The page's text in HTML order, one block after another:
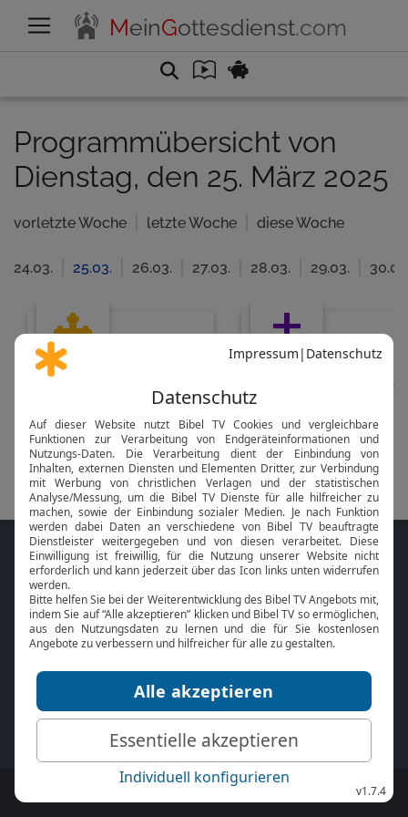
MeinGottesdienst.com
Programmübersicht von
Dienstag, den 25. März 2025
vorletzte Woche letzte Woche diese Woche
24.03. 25.03. 26.03. 27.03. 28.03. 29.03.
Folge MeinGottesdienst.com auf den
Sozialen Medien
Online Bibeloder derBibel-App
BibelTV können Sie die Bibeltexte während
des Gottesdienstes jederzeit mitlesen.